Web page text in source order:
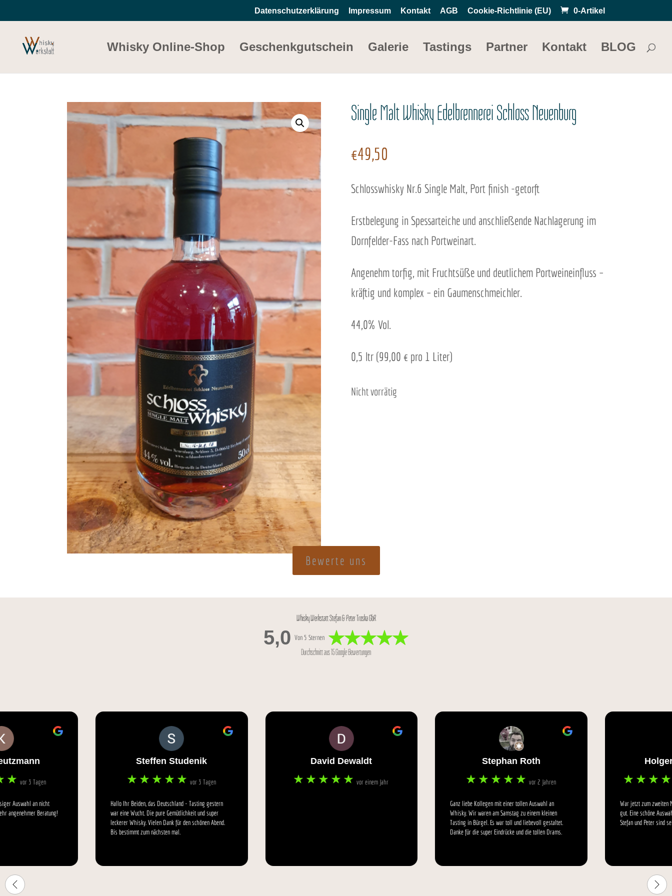
Datenschutzerklärung Impressum Kontakt AGB Cookie-Richtlinie (EU) 0-Artikel
Whisky Online-Shop Geschenkgutschein Galerie Tastings Partner Kontakt BLOG
Single Malt Whisky Edelbrennerei Schloss Neuenburg
€49,50
Schlosswhisky Nr.6 Single Malt, Port finish -getorft
Erstbelegung in Spessarteiche und anschließende Nachlagerung im
Dornfelder-Fass nach Portweinart.
Angenehm torfig, mit Fruchtsüße und deutlichem Portweineinfluss –
kräftig und komplex – ein Gaumenschmeichler.
44,0% Vol.
0,5 ltr (99,00 € pro 1 Liter)
Nicht vorrätig
Whisky Werkstatt Stefan & Peter Troska GbR
5,0 Von 5 Sternen
Durchschnitt aus 15 Google Bewertungen
Hallo Ihr Beiden, das Deutschland - Tasting gestern
war eine Wucht. Die pure Gemütlichkeit und super
leckerer Whisky. Vielen Dank für den schönen Abend.
vor einem Jahr
Ganz liebe Kollegen mit einer tollen Auswahl an
Whisky. Wir waren am Samstag zu einem kleinen
Tasting in Bürgel. Es war toll und liebevoll gestaltet.
Danke für die super Eindrücke und die tollen Drams.
Bearbeitet: vor 3 Jahren
War jetzt zum zweiten Mal zu Tasting wieder sehr
gut. Eine schöne Auswahl Schottischer whiskyis.
Stefan und Peter sind sehr gute Gastgeber.
Bewerte uns